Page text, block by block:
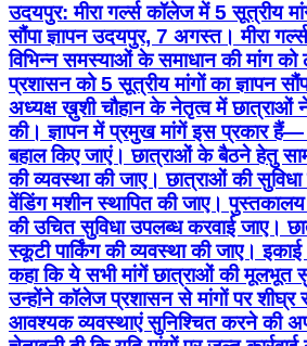
उदयपुर: मीरा गर्ल्स कॉलेज में 5 सूत्रीय
सौंपा ज्ञापन उदयपुर, 7 अगस्त। मीरा
विभिन्न समस्याओं के समाधान की मांग
प्रशासन को 5 सूत्रीय मांगों का ज्ञापन
अध्यक्ष ख़ुशी चौहान के नेतृत्व में छात्राओं ने
की। ज्ञापन में प्रमुख मांगें इस प्रकार
बहाल किए जाएं। छात्राओं के बैठने हेतु
की व्यवस्था की जाए। छात्राओं की
वेंडिंग मशीन स्थापित की जाए।
की उचित सुविधा उपलब्ध करवाई जाए।
स्कूटी पार्किंग की व्यवस्था की जाए।
कहा कि ये सभी मांगें छात्राओं की मूलभूत
उन्होंने कॉलेज प्रशासन से मांगों पर शीघ्र
आवश्यक व्यवस्थाएं सुनिश्चित करने की